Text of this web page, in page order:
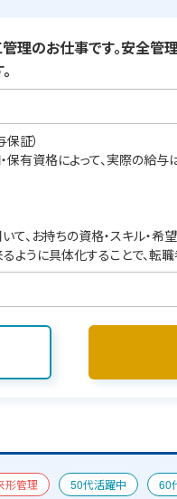
のお仕事です。安全管
証）
保有資格によって、実際の給与
、お持ちの資格・スキル・希
ように具体化することで、転
形管理 50代活躍中 60